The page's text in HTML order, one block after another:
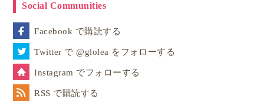
Social Communities
Facebook で購読する
Twitter で @glolea をフォローする
Instagram でフォローする
RSS で購読する